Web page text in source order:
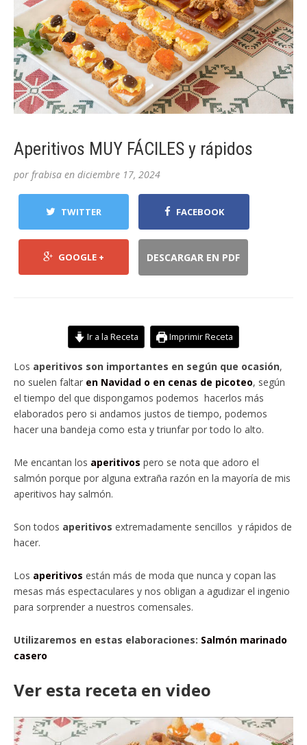
Aperitivos MUY FÁCILES y rápidos
por frabisa en diciembre 17, 2024
TWITTER FACEBOOK
GOOGLE + DESCARGAR EN PDF
Ir a la Receta Imprimir Receta
Los aperitivos son importantes en según que ocasión,
no suelen faltar en Navidad o en cenas de picoteo, según
el tiempo del que dispongamos podemos hacerlos más
elaborados pero si andamos justos de tiempo, podemos
hacer una bandeja como esta y triunfar por todo lo alto.
Me encantan los aperitivos pero se nota que adoro el
salmón porque por alguna extraña razón en la mayoría de mis
aperitivos hay salmón.
Son todos aperitivos extremadamente sencillos y rápidos de
hacer.
Los aperitivos están más de moda que nunca y copan las
mesas más espectaculares y nos obligan a agudizar el ingenio
para sorprender a nuestros comensales.
Utilizaremos en estas elaboraciones: Salmón marinado
casero
Ver esta receta en video